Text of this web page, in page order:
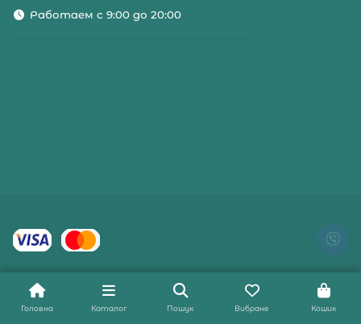
Работаем с 9:00 до 20:00
Головна Каталог Пошук Вибране Кошик